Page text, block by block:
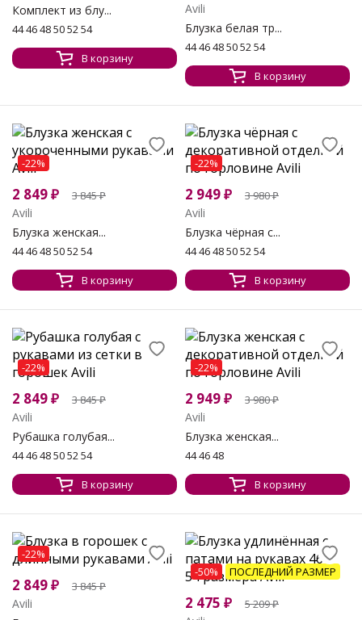
Комплект из блу...
44 46 48 50 52 54
В корзину
Avili
Блузка белая тр...
44 46 48 50 52 54
В корзину
-22%
2 849₽ 3 845₽
Avili
Блузка женская...
44 46 48 50 52 54
В корзину
-22%
2 949₽ 3 980₽
Avili
Блузка чёрная с...
44 46 48 50 52 54
В корзину
-22%
2 849₽ 3 845₽
Avili
Рубашка голубая...
44 46 48 50 52 54
В корзину
-22%
2 949₽ 3 980₽
Avili
Блузка женская...
44 46 48
В корзину
-22%
2 849₽ 3 845₽
Avili
-50% ПОСЛЕДНИЙ РАЗМЕР
2 475 ₽ 5 209₽